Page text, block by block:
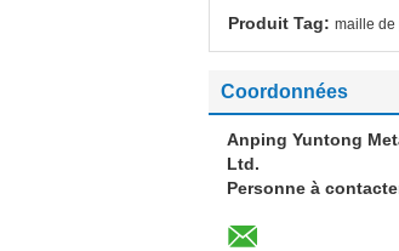
Produit Tag: maille de
Coordonnées
Anping Yuntong
Ltd.
Personne à